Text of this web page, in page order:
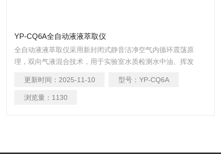
YP-CQ6A全自动液液萃取仪
全自动液液萃取仪采用新封闭式静音洁净空气内循环震荡原
理，双向气液混合技术，用于实验室水质检测水中油、挥发
更新时间： 2025-11-10 型号： YP-CQ6A
浏览量： 1130